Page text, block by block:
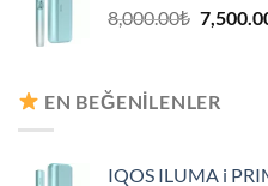
8,000.00₺ Orijinal
EN BEĞENILENLER
IQOS ILUMA i